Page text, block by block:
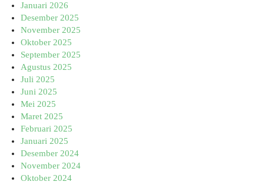
Januari 2026
Desember 2025
November 2025
Oktober 2025
September 2025
Agustus 2025
Juli 2025
Juni 2025
Mei 2025
Maret 2025
Februari 2025
Januari 2025
Desember 2024
November 2024
Oktober 2024